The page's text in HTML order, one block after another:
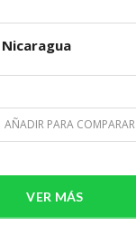
Nicaragua
AÑADIR PARA COMPARAR
VER MÁS